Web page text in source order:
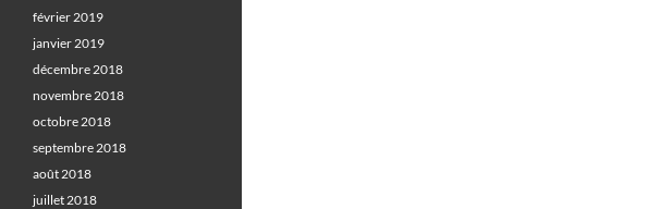
février 2019
janvier 2019
décembre 2018
novembre 2018
octobre 2018
septembre 2018
août 2018
juillet 2018